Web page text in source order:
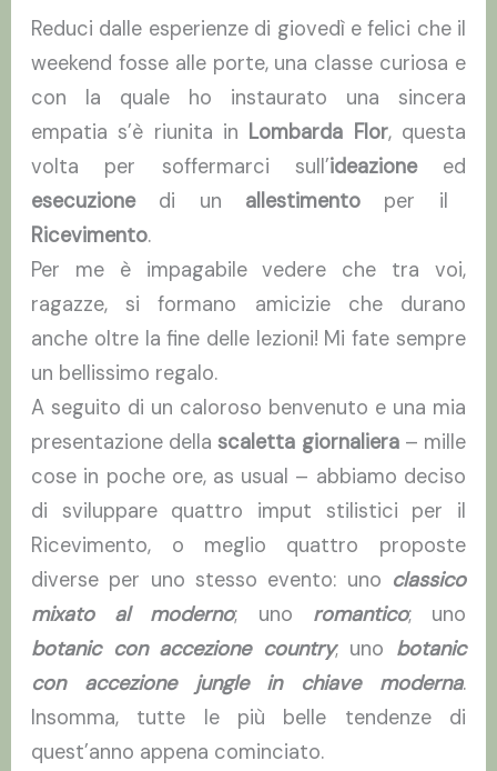
Reduci dalle esperienze di giovedì e felici che il
weekend fosse alle porte, una classe curiosa e
con la quale ho instaurato una sincera
empatia s’è riunita in Lombarda Flor, questa
volta per soffermarci sull’ideazione ed
esecuzione di un allestimento per il
Ricevimento.
Per me è impagabile vedere che tra voi,
ragazze, si formano amicizie che durano
anche oltre la fine delle lezioni! Mi fate sempre
un bellissimo regalo.
A seguito di un caloroso benvenuto e una mia
presentazione dellascaletta giornaliera– mille
cose in poche ore, as usual – abbiamo deciso
di sviluppare quattro imput stilistici per il
Ricevimento, o meglio quattro proposte
diverse per uno stesso evento: uno classico
mixato al moderno; uno romantico; uno
botanic con accezione country; uno botanic
con accezione jungle in chiave moderna.
Insomma, tutte le più belle tendenze di
quest’anno appena cominciato.